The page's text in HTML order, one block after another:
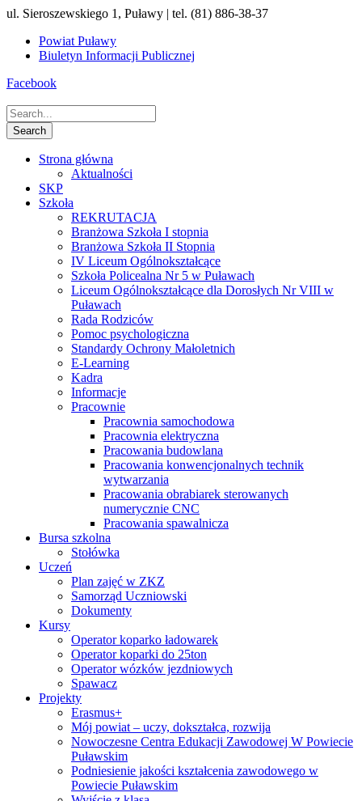
ul. Sieroszewskiego 1, Puławy | tel. (81) 886-38-37
Powiat Puławy
Biuletyn Informacji Publicznej
Facebook
Strona główna
Aktualności
SKP
Szkoła
REKRUTACJA
Branżowa Szkoła I stopnia
Branżowa Szkoła II Stopnia
IV Liceum Ogólnokształcące
Szkoła Policealna Nr 5 w Puławach
Liceum Ogólnokształcące dla Dorosłych Nr VIII w
Puławach
Rada Rodziców
Pomoc psychologiczna
Standardy Ochrony Małoletnich
E-Learning
Kadra
Informacje
Pracownie
Pracownia samochodowa
Pracownia elektryczna
Pracowania budowlana
Pracowania konwencjonalnych technik
wytwarzania
Pracowania obrabiarek sterowanych
numerycznie CNC
Pracowania spawalnicza
Bursa szkolna
Stołówka
Uczeń
Plan zajęć w ZKZ
Samorząd Uczniowski
Dokumenty
Kursy
Operator koparko ładowarek
Operator koparki do 25ton
Operator wózków jezdniowych
Spawacz
Projekty
Erasmus+
Mój powiat – uczy, dokształca, rozwija
Nowoczesne Centra Edukacji Zawodowej W Powiecie
Puławskim
Podniesienie jakości kształcenia zawodowego w
Powiecie Puławskim